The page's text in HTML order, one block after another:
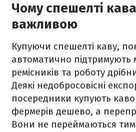
Чому спешелті
важливою
Купуючи спешелті каву,
автоматично підтримують
ремісників та роботу
Деякі недобросовісні
посередники купують
фермерів дешево, а
Вони не переймаються